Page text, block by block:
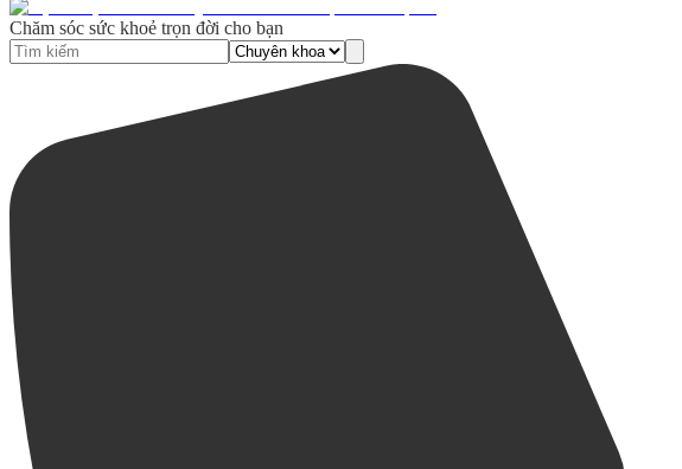
Chăm sóc sức khoẻ trọn đời cho bạn